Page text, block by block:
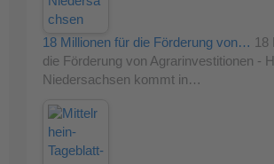
18 Millionen für die Förderung von… 18
die Förderung von Agrarinvestitionen -
Niedersachsen kommt in…